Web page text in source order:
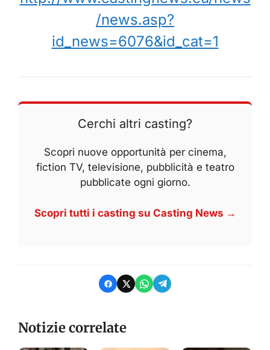
/news.asp?
id_news=6076&id_cat=1
Cerchi altri casting?
Scopri nuove opportunità per cinema,
fiction TV, televisione, pubblicità e teatro
pubblicate ogni giorno.
Scopri tutti i casting su Casting News →
Notizie correlate